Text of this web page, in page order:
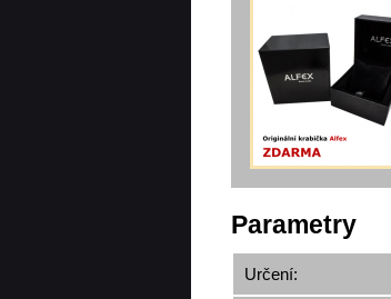
Parametry
Určení: